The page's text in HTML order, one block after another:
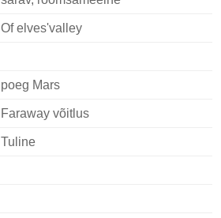
Of elves'valley
poeg Mars
Faraway võitlus
Tuline